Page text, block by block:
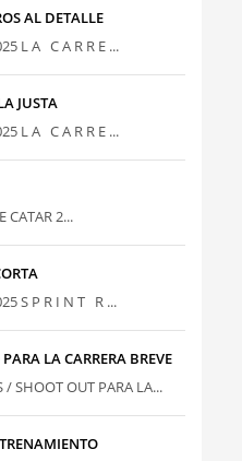
AL DETALLE
L A C A R R E ...
JUSTA
L A C A R R E ...
2...
S P R I N T R ...
LA CARRERA BREVE
/ SHOOT OUT PARA LA...